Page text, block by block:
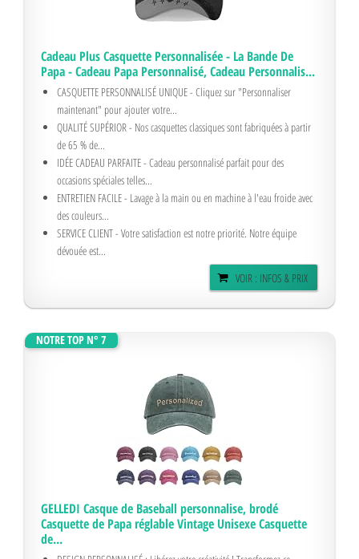
Cadeau Plus Casquette Personnalisée - La Bande De
Papa - Cadeau Papa Personnalisé, Cadeau Personnalis...
CASQUETTE PERSONNALISÉ UNIQUE - Cliquez sur "Personnaliser
maintenant" pour ajouter votre...
QUALITÉ SUPÉRIOR - Nos casquettes classiques sont fabriquées à partir
de 65 % de...
IDÉE CADEAU PARFAITE - Cadeau personnalisé parfait pour des
occasions spéciales telles...
ENTRETIEN FACILE - Lavage à la main ou en machine à l'eau froide avec
des couleurs...
SERVICE CLIENT - Votre satisfaction est notre priorité. Notre équipe
dévouée est...
VOIR : INFOS & PRIX
NOTRE TOP N° 7
GELLEDI Casque de Baseball personnalise, brodé
Casquette de Papa réglable Vintage Unisexe Casquette
de...